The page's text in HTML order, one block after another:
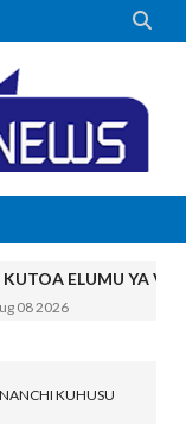

KUTOA ELUMU YA
08 2026
Kile Kwa Miaka
KUHUSU